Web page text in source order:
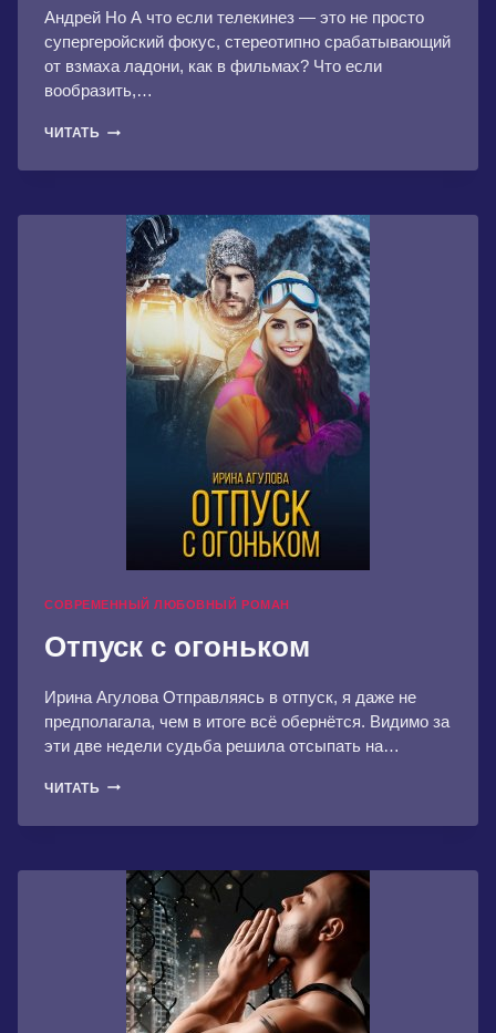
Андрей Но А что если телекинез — это не просто
супергеройский фокус, стереотипно срабатывающий
от взмаха ладони, как в фильмах? Что если
вообразить,…
ЧИТАТЬ СУБЪЕКТ.
2
СОВРЕМЕННЫЙ ЛЮБОВНЫЙ РОМАН
Отпуск с огоньком
Ирина Агулова Отправляясь в отпуск, я даже не
предполагала, чем в итоге всё обернётся. Видимо за
эти две недели судьба решила отсыпать на…
ЧИТАТЬ ОТПУСК
ОГОНЬКОМ